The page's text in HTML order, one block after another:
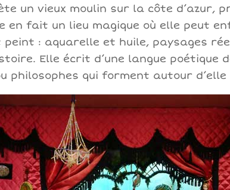
un vieux moulin sur la côte d’azur,
en fait un lieu magique où elle peut
peint : aquarelle et huile, paysages
Elle écrit d’une langue
philosophes qui forment autour